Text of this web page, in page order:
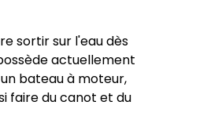
sortir sur l'eau dès
actuellement
bateau à moteur,
faire du canot et du